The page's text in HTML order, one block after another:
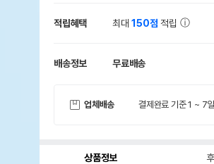
적립혜택 최대150점 적립
배송정보 무료배송
업체배송 결제완료 기준 1 ~ 7
상품정보